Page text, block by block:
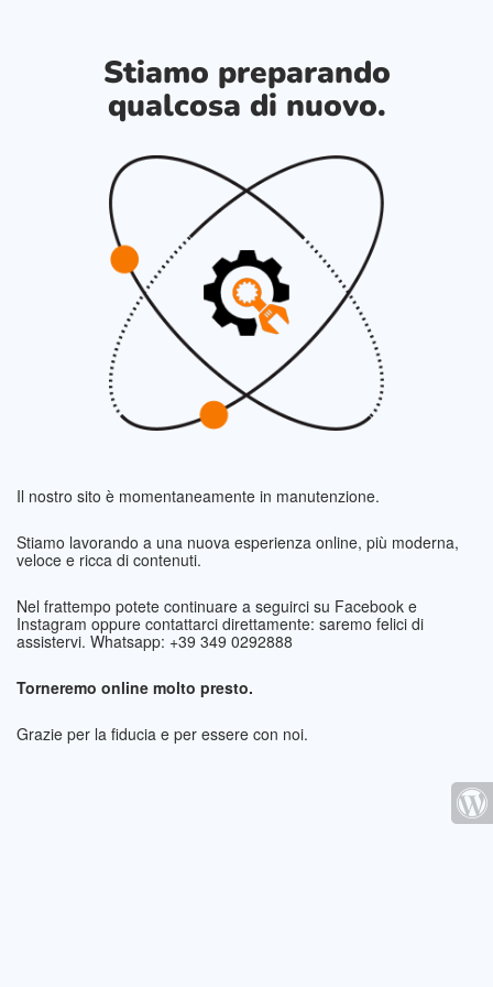
Stiamo preparando
qualcosa di nuovo.
Il nostro sito è momentaneamente in manutenzione.
Stiamo lavorando a una nuova esperienza online, più moderna,
veloce e ricca di contenuti.
Nel frattempo potete continuare a seguirci su Facebook e
Instagram oppure contattarci direttamente: saremo felici di
assistervi. Whatsapp: +39 349 0292888
Torneremo online molto presto.
Grazie per la fiducia e per essere con noi.